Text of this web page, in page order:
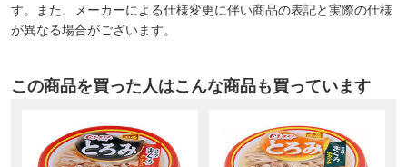
す。また、メーカーによる仕様変更に伴い商品の表記と実際の仕様
が異なる場合がございます。
この商品を買った人はこんな商品も買っています